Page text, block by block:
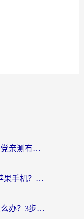
咪咕视频在香港能用吗？海外党亲测有效的回国加速方案来了
国外看不了芒果TV怎么办呢苹果手机？海外党追剧游戏的全能解决方案
在巴西用搜狐视频地区限制怎么办？3步解决海外看国内剧的烦恼